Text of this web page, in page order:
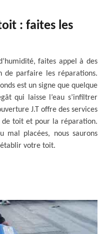
: faites les
faites appel à des
de parfaire les réparations.
est un signe que quelque
qui laisse l’eau s’infiltrer
J.T offre des services
toit et pour la réparation.
mal placées, nous saurons
votre toit.